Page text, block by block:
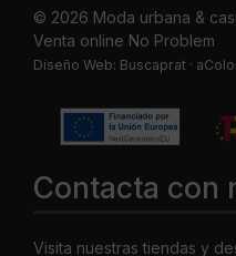
© 2026 Moda urbana &
Venta online No Problem
Diseño Web: Buscaprat ·
Contacta con
Visita nuestras tiendas y